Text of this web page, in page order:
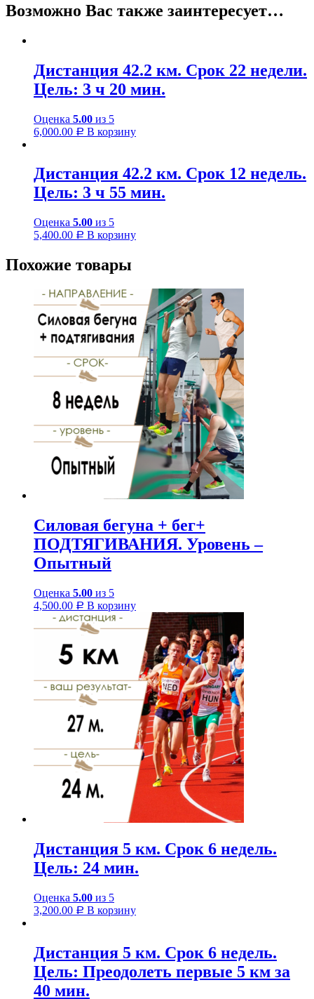
Возможно Вас также заинтересует…
Дистанция 42.2 км. Срок 22 недели.
Цель: 3 ч 20 мин.
Оценка 5.00 из 5
6,000.00 Р В корзину
Дистанция 42.2 км. Срок 12 недель.
Цель: 3 ч 55 мин.
Оценка 5.00 из 5
5,400.00 Р В корзину
Похожие товары
Силовая бегуна + бег+
ПОДТЯГИВАНИЯ. Уровень –
Опытный
Оценка 5.00 из 5
4,500.00 Р В корзину
Дистанция 5 км. Срок 6 недель.
Цель: 24 мин.
Оценка 5.00 из 5
3,200.00 Р В корзину
Дистанция 5 км. Срок 6 недель.
Цель: Преодолеть первые 5 км за
40 мин.